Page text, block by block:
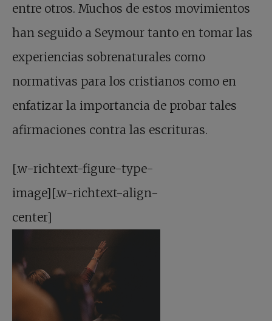
entre otros. Muchos de estos movimientos
han seguido a Seymour tanto en tomar las
experiencias sobrenaturales como
normativas para los cristianos como en
enfatizar la importancia de probar tales
afirmaciones contra las escrituras.
[.w-richtext-figure-type-
image][.w-richtext-align-
center]